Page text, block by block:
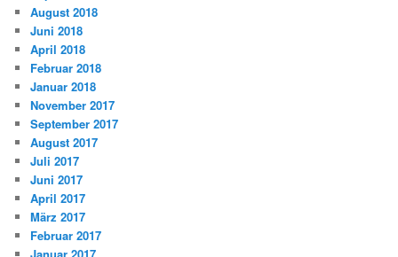
August 2018
Juni 2018
April 2018
Februar 2018
Januar 2018
November 2017
September 2017
August 2017
Juli 2017
Juni 2017
April 2017
März 2017
Februar 2017